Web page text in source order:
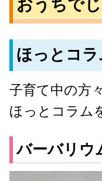
おうちで
ほっとコラ
子育て中の方
ほっとコラム
バーバリウ